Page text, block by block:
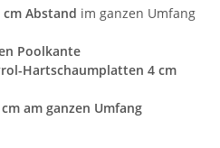
Abstand im ganzen Umfang
Poolkante
Hartschaumplatten 4 cm
am ganzen Umfang